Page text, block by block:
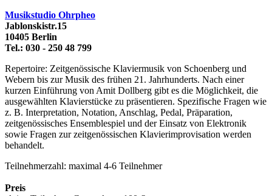
Musikstudio Ohrpheo
Jablonskistr.15
10405 Berlin
Tel.: 030 - 250 48 799
Repertoire: Zeitgenössische Klaviermusik von Schoenberg und
Webern bis zur Musik des frühen 21. Jahrhunderts. Nach einer
kurzen Einführung von Amit Dollberg gibt es die Möglichkeit, die
ausgewählten Klavierstücke zu präsentieren. Spezifische Fragen wie
z. B. Interpretation, Notation, Anschlag, Pedal, Präparation,
zeitgenössisches Ensemblespiel und der Einsatz von Elektronik
sowie Fragen zur zeitgenössischen Klavierimprovisation werden
behandelt.
Teilnehmerzahl: maximal 4-6 Teilnehmer
Preis